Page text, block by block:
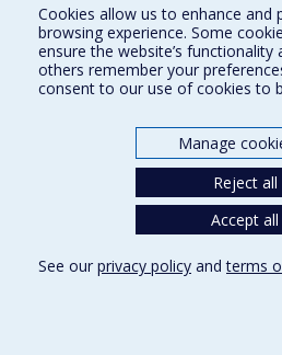
Find us
Site map
Accessibility
Cookies allow us to enhance and
browsing experience. Some
ensure the website’s functionality
others remember your
consent to our use of cookies to
Manage
Reject all
Accept all
See our privacy policy andterms